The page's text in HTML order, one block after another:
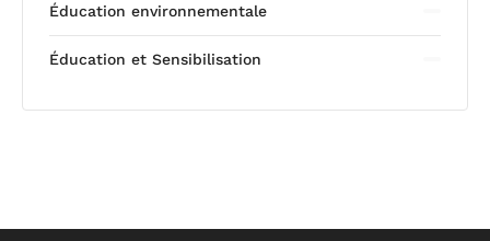
Éducation environnementale
Éducation et Sensibilisation